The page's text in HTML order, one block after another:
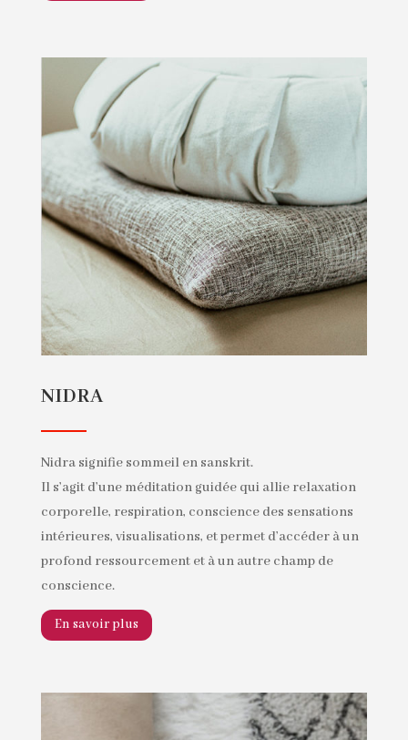
NIDRA
Nidra signifie sommeil en sanskrit.
Il s’agit d’une méditation guidée qui allie relaxation
corporelle, respiration, conscience des sensations
intérieures, visualisations, et permet d’accéder à un
profond ressourcement et à un autre champ de
conscience.
En savoir plus